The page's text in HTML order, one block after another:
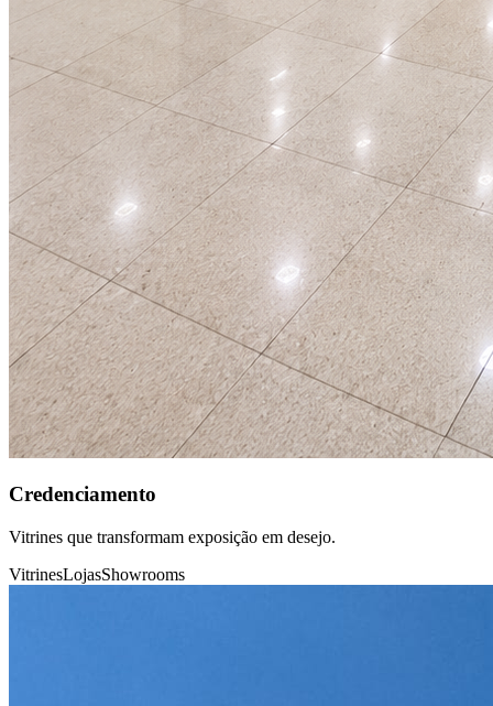
Credenciamento
Vitrines que transformam exposição em desejo.
VitrinesLojasShowrooms